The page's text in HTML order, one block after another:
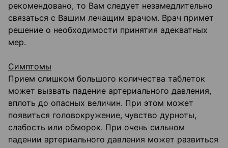
рекомендовано, то Вам следует незамедлительно
связаться с Вашим лечащим врачом. Врач примет
решение о необходимости принятия адекватных
мер.
Симптомы
Прием слишком большого количества таблеток
может вызвать падение артериального давления,
вплоть до опасных величин. При этом может
появиться головокружение, чувство дурноты,
слабость или обморок. При очень сильном
падении артериального давления может развиться